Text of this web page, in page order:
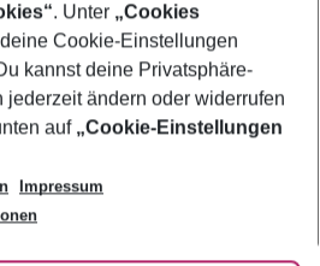
. Unter „Cookies
Cookie-Einstellungen
kannst deine Privatsphäre-
ändern oder widerrufen
auf „Cookie-Einstellungen
Impressum